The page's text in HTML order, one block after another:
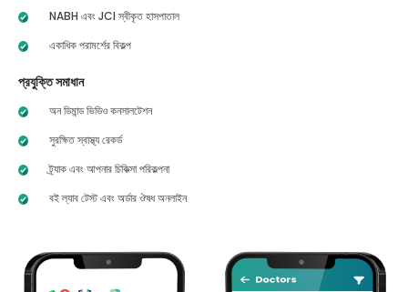
NABH এবং JCI স্বীকৃত হাসপাতাল
একাধিক পরামর্শের বিকল্প
প্রযুক্তি সমাধান
অন ডিমান্ড ভিডিও কনসালটেশন
সুরক্ষিত স্বাস্থ্য রেকর্ড
ট্র্যাক এবং আপনার চিকিত্সা পরিকল্পনা
বই ল্যাব টেস্ট এবং অর্ডার ঔষধ অনলাইন